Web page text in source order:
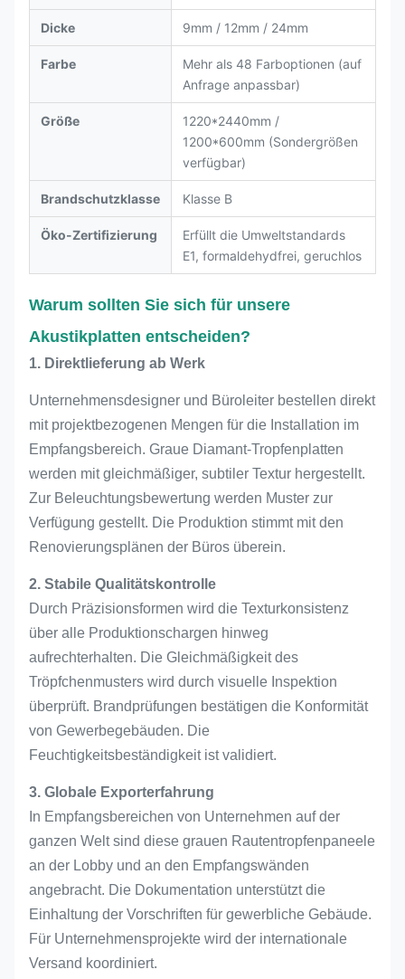
Dicke 9mm / 12mm / 24mm
Farbe
Mehr als 48 Farboptionen (auf
Anfrage anpassbar)
Größe
1220*2440mm /
1200*600mm (Sondergrößen
verfügbar)
Brandschutzklasse Klasse B
Öko-Zertifizierung
Erfüllt die Umweltstandards
E1, formaldehydfrei, geruchlos
Warum sollten Sie sich für unsere
Akustikplatten entscheiden?
1. Direktlieferung ab Werk
Unternehmensdesigner und Büroleiter bestellen direkt
mit projektbezogenen Mengen für die Installation im
Empfangsbereich. Graue Diamant-Tropfenplatten
werden mit gleichmäßiger, subtiler Textur hergestellt.
Zur Beleuchtungsbewertung werden Muster zur
Verfügung gestellt. Die Produktion stimmt mit den
Renovierungsplänen der Büros überein.
2. Stabile Qualitätskontrolle
Durch Präzisionsformen wird die Texturkonsistenz
über alle Produktionschargen hinweg
aufrechterhalten. Die Gleichmäßigkeit des
Tröpfchenmusters wird durch visuelle Inspektion
überprüft. Brandprüfungen bestätigen die Konformität
von Gewerbegebäuden. Die
Feuchtigkeitsbeständigkeit ist validiert.
3. Globale Exporterfahrung
In Empfangsbereichen von Unternehmen auf der
ganzen Welt sind diese grauen Rautentropfenpaneele
an der Lobby und an den Empfangswänden
angebracht. Die Dokumentation unterstützt die
Einhaltung der Vorschriften für gewerbliche Gebäude.
Für Unternehmensprojekte wird der internationale
Versand koordiniert.